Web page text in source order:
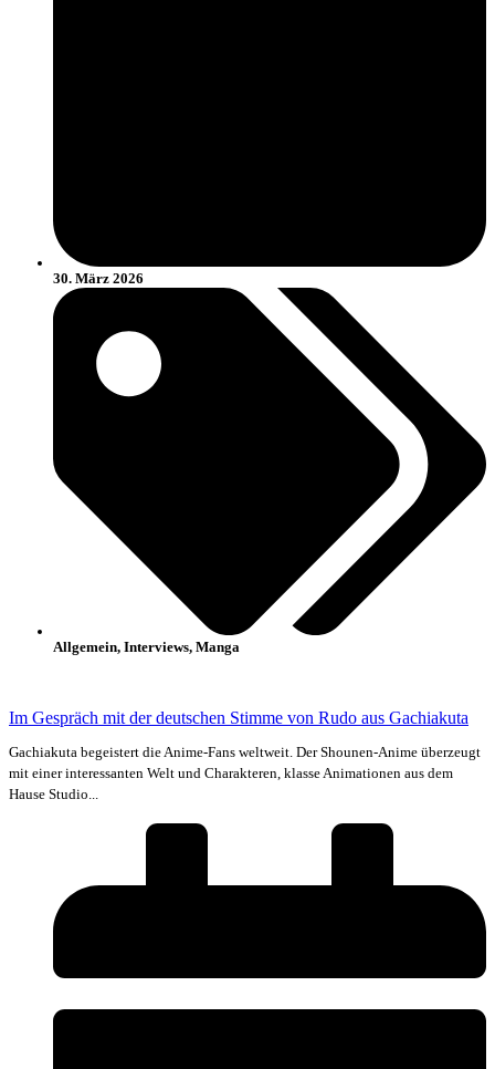
30. März 2026
Allgemein, Interviews, Manga
Im Gespräch mit der deutschen Stimme von Rudo aus Gachiakuta
Gachiakuta begeistert die Anime-Fans weltweit. Der Shounen-Anime überzeugt
mit einer interessanten Welt und Charakteren, klasse Animationen aus dem
Hause Studio...